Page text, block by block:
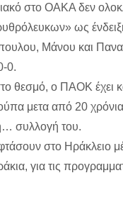
στο ΟΑΚΑ δεν
ως ένδειξη
Μάνου και
0.
θεσμό, ο ΠΑΟΚ έχει
μετα από 20
συλλογή του.
στο Ηράκλειο
για τις